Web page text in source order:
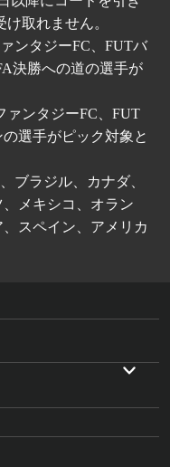
取れません。
ンタジーFC、FUTバ
決勝への道の選手が
ァンタジーFC、FUT
選手がピック対象と
ブラジル、カナダ、
メキシコ、オラン
スペイン、アメリカ